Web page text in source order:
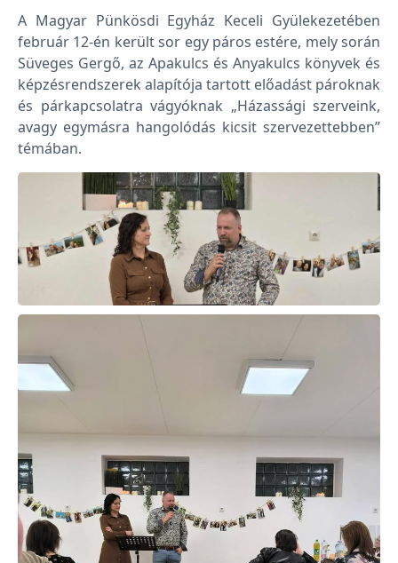
A Magyar Pünkösdi Egyház Keceli Gyülekezetében
február 12-én került sor egy páros estére, mely során
Süveges Gergő, az Apakulcs és Anyakulcs könyvek és
képzésrendszerek alapítója tartott előadást pároknak
és párkapcsolatra vágyóknak „Házassági szerveink,
avagy egymásra hangolódás kicsit szervezettebben”
témában.